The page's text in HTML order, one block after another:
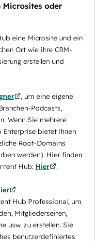
Microsites oder
eine Microsite und ein
Ort wie ihre CRM-
erstellen und
, um eine eigene
Podcasts,
Wenn Sie mehrere
bietet Ihnen
Root-Domains
werden). Hier finden
Hub: Hier .
Hub Professional, um
Mitgliederseiten,
usw. zu erstellen. Sie
benutzerdefiniertes